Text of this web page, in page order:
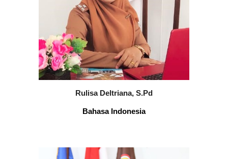
Rulisa Deltriana, S.Pd
Bahasa Indonesia